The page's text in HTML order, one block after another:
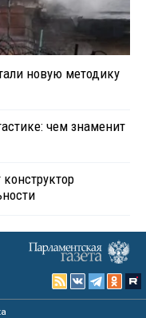
новую методику
чем знаменит